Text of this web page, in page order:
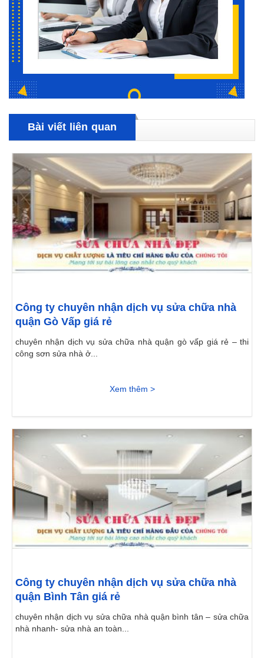
Bài viết liên quan
Công ty chuyên nhận dịch vụ sửa chữa nhà
quận Gò Vấp giá rẻ
chuyên nhận dịch vụ sửa chữa nhà quận gò vấp giá rẻ – thi
công sơn sửa nhà ở...
Xem thêm >
Công ty chuyên nhận dịch vụ sửa chữa nhà
quận Bình Tân giá rẻ
chuyên nhận dịch vụ sửa chữa nhà quận bình tân – sửa chữa
nhà nhanh- sửa nhà an toàn...